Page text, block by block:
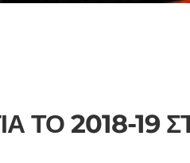
ΤΟ 2018-19